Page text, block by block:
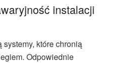
instalacji
które chronią
Odpowiednie